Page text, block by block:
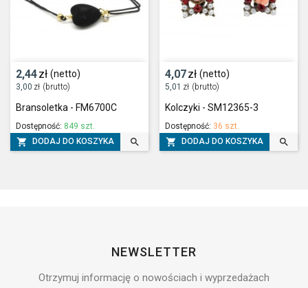
2,44zł (netto)
3,00 zł (brutto)
Bransoletka - FM6700C
Dostępność: 849 szt.
 DODAJ DO KOSZYKA 
4,07zł (netto)
5,01 zł (brutto)
Kolczyki - SM12365-3
Dostępność: 36 szt.
 DODAJ DO KOSZYKA 
NEWSLETTER
Otrzymuj informację o nowościach i wyprzedażach